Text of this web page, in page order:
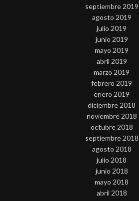
septiembre 2019
agosto 2019
julio 2019
junio 2019
mayo 2019
abril 2019
marzo 2019
febrero 2019
enero 2019
diciembre 2018
noviembre 2018
octubre 2018
septiembre 2018
agosto 2018
julio 2018
junio 2018
mayo 2018
abril 2018